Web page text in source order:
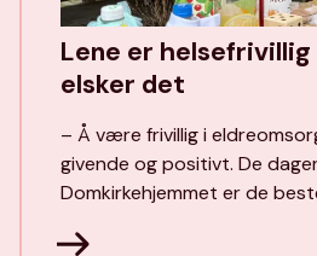
Lene er helsefrivillig
elsker det
– Å være frivillig i
givende og positivt. De
Domkirkehjemmet er de